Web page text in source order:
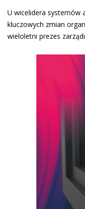
U wicelidera systemów
kluczowych zmian
wieloletni prezes